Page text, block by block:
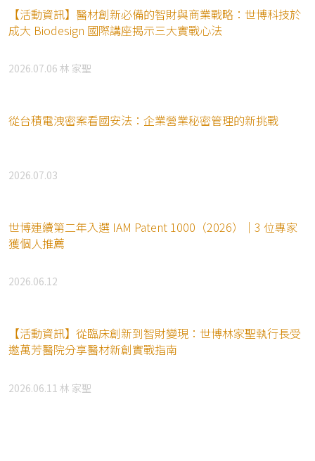
【活動資訊】醫材創新必備的智財與商業戰略：世博科技於
成大 Biodesign 國際講座揭示三大實戰心法
2026.07.06 林 家聖
從台積電洩密案看國安法：企業營業秘密管理的新挑戰
2026.07.03
世博連續第二年入選 IAM Patent 1000（2026）｜3 位專家
獲個人推薦
2026.06.12
【活動資訊】從臨床創新到智財變現：世博林家聖執行長受
邀萬芳醫院分享醫材新創實戰指南
2026.06.11 林 家聖